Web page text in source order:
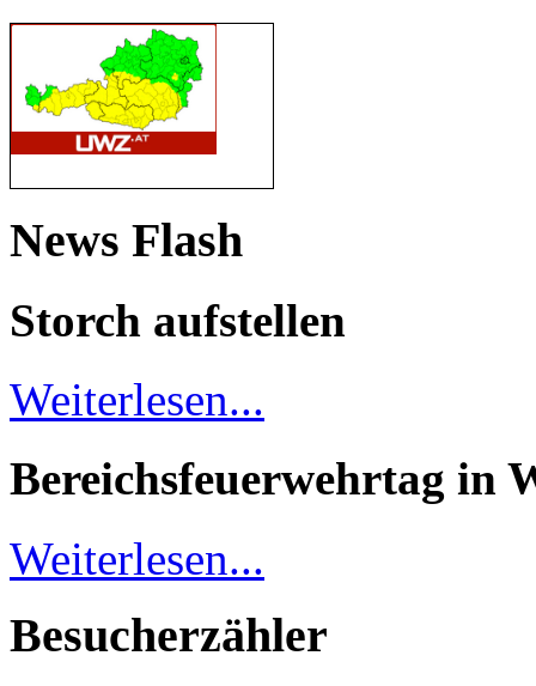
News Flash
Storch aufstellen
Weiterlesen...
Bereichsfeuerwehrtag in
Weiterlesen...
Besucherzähler